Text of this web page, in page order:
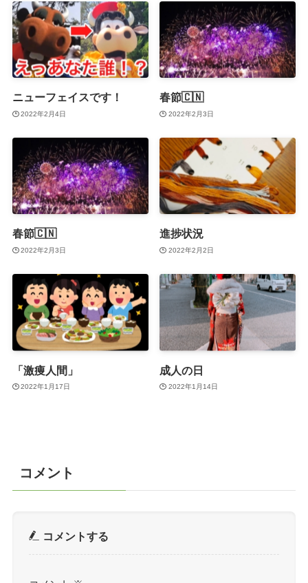
ニューフェイスです！
2022年2月4日
春節🇨🇳
2022年2月3日
春節🇨🇳
2022年2月3日
進捗状況
2022年2月2日
「激痩人間」
2022年1月17日
成人の日
2022年1月14日
コメント
コメントする